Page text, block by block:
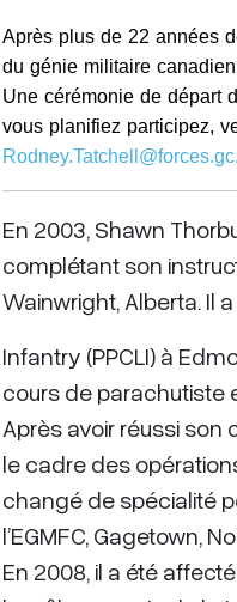
Après plus de 22 années
du génie militaire
Une cérémonie de départ
vous planifiez participez,
En 2003, Shawn
complétant son
Wainwright, Alberta. Il
Infantry (PPCLI) à
cours de parachutiste
Après avoir réussi son
le cadre des
changé de spécialité
l’EGMFC, Gagetown,
En 2008, il a été